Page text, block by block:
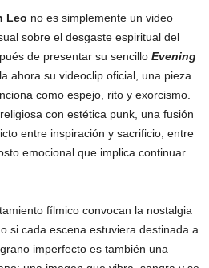
Leo no es simplemente un video
sobre el desgaste espiritual del
de presentar su sencillo Evening
ahora su videoclip oficial, una pieza
como espejo, rito y exorcismo.
con estética punk, una fusión
entre inspiración y sacrificio, entre
emocional que implica continuar
fílmico convocan la nostalgia
si cada escena estuviera destinada a
imperfecto es también una